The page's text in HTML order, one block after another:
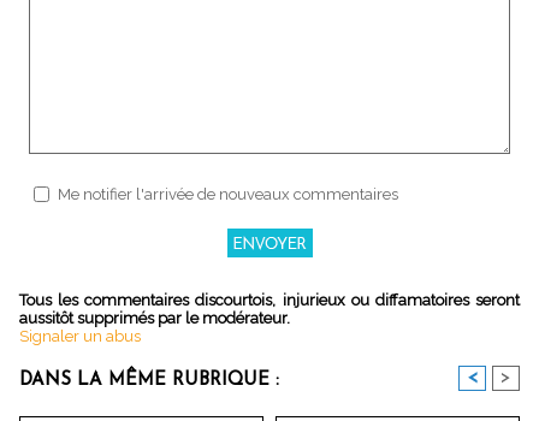
Me notifier l'arrivée de nouveaux commentaires
Tous les commentaires discourtois, injurieux ou diffamatoires seront
aussitôt supprimés par le modérateur.
Signaler un abus
DANS LA MÊME RUBRIQUE : < >